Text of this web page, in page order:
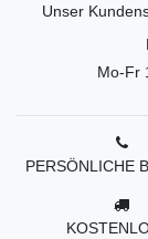
Unser
Mo-Fr
PERSÖNLICHE